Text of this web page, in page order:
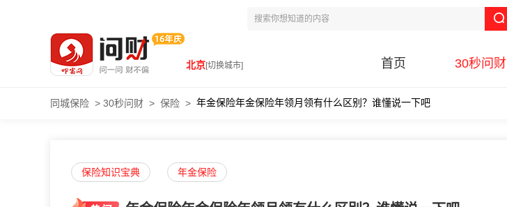
北京[切换城市] 首页 30秒问财
同城保险 > 30秒问财 > 保险 > 年金保险年金保险年领月领有什么区别？谁懂说一下吧
保险知识宝典 年金保险